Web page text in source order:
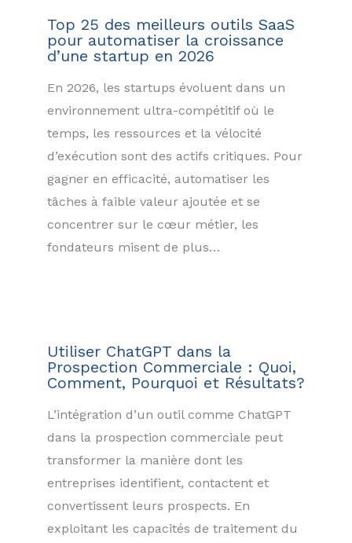
Top 25 des meilleurs outils SaaS
pour automatiser la croissance
d’une startup en 2026
En 2026, les startups évoluent dans un
environnement ultra-compétitif où le
temps, les ressources et la vélocité
d’exécution sont des actifs critiques. Pour
gagner en efficacité, automatiser les
tâches à faible valeur ajoutée et se
concentrer sur le cœur métier, les
fondateurs misent de plus…
Utiliser ChatGPT dans la
Prospection Commerciale : Quoi,
Comment, Pourquoi et Résultats?
L’intégration d’un outil comme ChatGPT
dans la prospection commerciale peut
transformer la manière dont les
entreprises identifient, contactent et
convertissent leurs prospects. En
exploitant les capacités de traitement du